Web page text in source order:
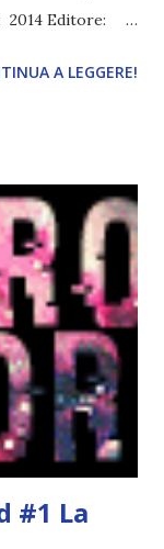
2014 Editore:
sua missione.
del
vestiti e feste
di fate. Tutto
in società:
uccisa da un
dentro di sé
Da allo...
A LEGGERE!
#1 La